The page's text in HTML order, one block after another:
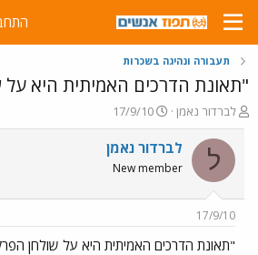
תעבורה ונהיגה בשכרות
"תאונת הדרכים האמיתית היא על
פ
ו
ת
ח
ה
ו
ש
א
לברדור נאמן
פ
ו
ר
ם
ר
17/9/10
ל לברדור נאמן
New member
17/9/10
"תאונת הדרכים האמיתית היא על שולחן